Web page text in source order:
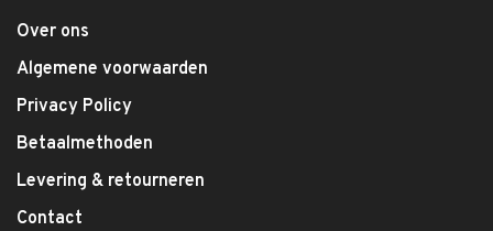
Over ons
Algemene voorwaarden
Privacy Policy
Betaalmethoden
Levering & retourneren
Contact